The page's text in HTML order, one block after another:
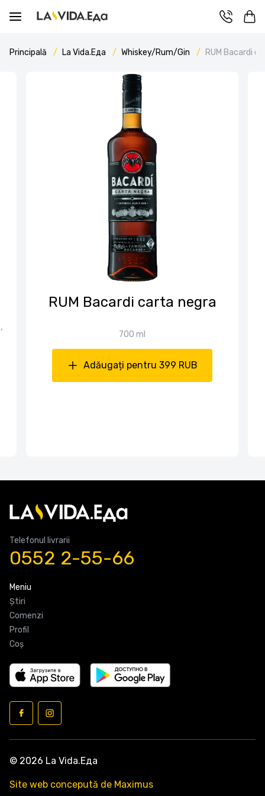
Principală La Vida.Еда Whiskey/Rum/Gin RUM Bacardi
RUM Bacardi carta negra
700 ml
Adăugați pentru 399 RUB
Telefonul livrarii
0552 2-55-66
Meniu
Știri
Comenzi
Profil
Coş
© 2026 La Vida.Еда
Site web concepută de Maximus